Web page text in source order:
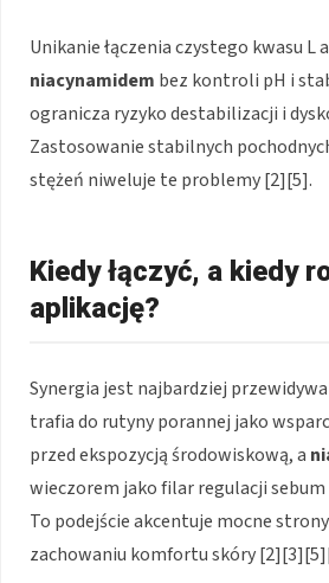
Unikanie łączenia czystego kwasu L
niacynamidem bez kontroli pH i
ogranicza ryzyko destabilizacji i
Zastosowanie stabilnych
stężeń niweluje te problemy [2][5].
Kiedy łączyć, a kiedy
aplikację?
Synergia jest najbardziej
trafia do rutyny porannej jako
przed ekspozycją środowiskową, a
wieczorem jako filar regulacji sebum
To podejście akcentuje mocne
zachowaniu komfortu skóry